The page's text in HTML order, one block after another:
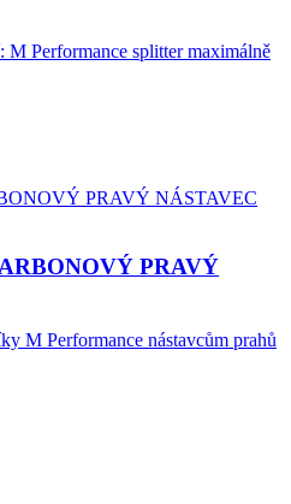
Performance splitter maximálně
PRAVÝ
M Performance nástavcům prahů